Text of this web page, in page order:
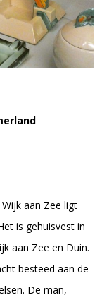
aan Zee ligt
is gehuisvest in
aan Zee en Duin.
besteed aan de
De man,